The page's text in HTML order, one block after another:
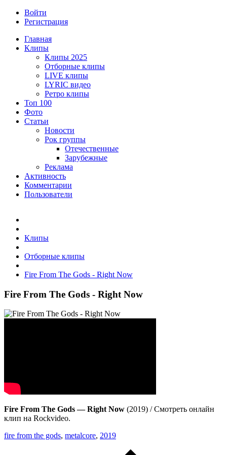
Войти
Регистрация
Главная
Клипы
Клипы 2025
Отборные клипы
LIVE клипы
LYRIC видео
Ретро клипы
Топ 100
Фото
Статьи
Новости
Рок группы
Отечественные
Зарубежные
Реклама
Активность
Комментарии
Пользователи
Клипы
Отборные клипы
Fire From The Gods - Right Now
Fire From The Gods - Right Now
Fire From The Gods — Right Now (2019) / Смотреть онлайн
клип на Rockvideo.
fire from the gods, metalcore, 2019